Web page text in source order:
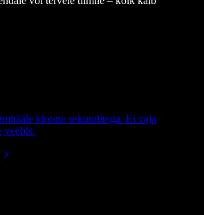
kloone sekunditega. Ei vaja
veebis.